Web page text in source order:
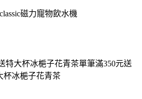
磁力寵物飲水機
特大杯冰梔子花青茶單筆滿350元送
杯冰梔子花青茶